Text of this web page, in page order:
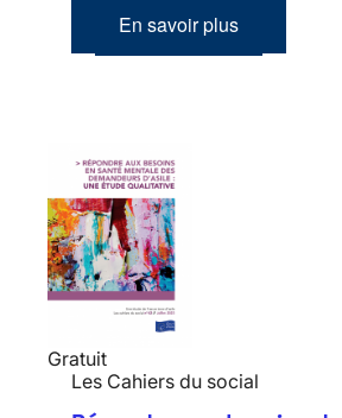
En savoir plus
Gratuit
Les Cahiers du social